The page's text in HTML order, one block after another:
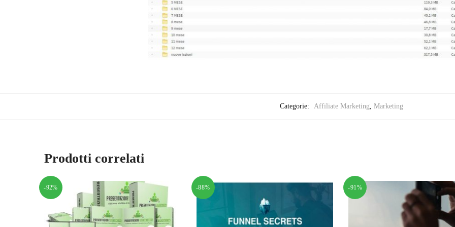
Categorie: Affiliate Marketing, Marketing
Prodotti correlati
-92% -88% -91%